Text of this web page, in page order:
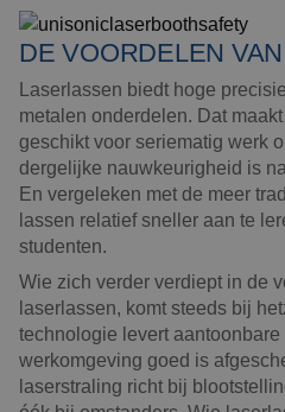
DE VOORDELEN
Laserlassen biedt hoge
metalen onderdelen. Dat
geschikt voor seriematig werk
dergelijke nauwkeurigheid is
En vergeleken met de meer
lassen relatief sneller aan te
studenten.
Wie zich verder verdiept in de
laserlassen, komt steeds bij
technologie levert
werkomgeving goed is
laserstraling richt bij